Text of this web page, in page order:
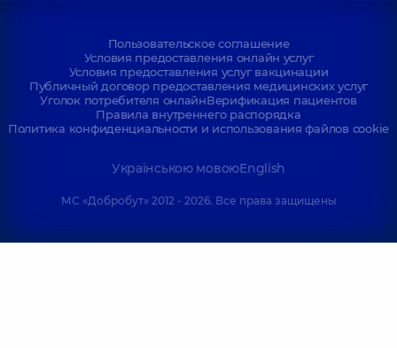
Пользовательское соглашение
Условия предоставления онлайн услуг
Условия предоставления услуг вакцинации
Публичный договор предоставления медицинских услуг
Уголок потребителя онлайнВерификация пациентов
Правила внутреннего распорядка
Политика конфиденциальности и использования файлов cookie
Українською мовоюEnglish
МС «Добробут» 2012 - 2026. Все права защищены